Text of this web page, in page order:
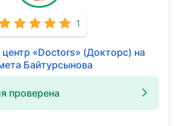
1
«Doctors» (Докторс) на
Байтурсынова
проверена